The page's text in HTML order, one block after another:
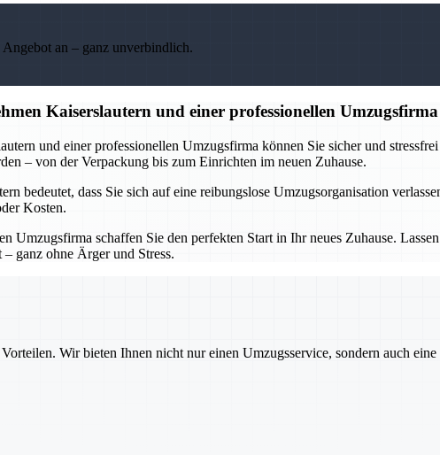
an – ganz unverbindlich.
Kaiserslautern und einer professionellen Umzugsfirma
und einer professionellen Umzugsfirma können Sie sicher und
– von der Verpackung bis zum Einrichten im neuen Zuhause.
bedeutet, dass Sie sich auf eine reibungslose Umzugsorganisation
Kosten.
Umzugsfirma schaffen Sie den perfekten Start in Ihr neues Zuhause.
ganz ohne Ärger und Stress.
Wir bieten Ihnen nicht nur einen Umzugsservice, sondern auch